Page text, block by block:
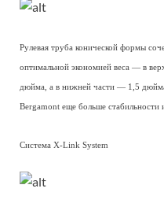
Рулевая труба конической формы
оптимальной экономией веса — в
дюйма, а в нижней части — 1,5
Bergamont еще больше стабильности
Система X-Link System